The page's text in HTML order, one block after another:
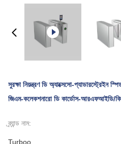
সুরক্ষা নিয়ন্ত্রণ ডি অ্যাক্সেসো-প্যাডারস্ট্রেইন
জিএম-কলেকশনারো ডি কার্ডোস-আরএফআইডি/
ব্র্যান্ড নাম:
Turboo